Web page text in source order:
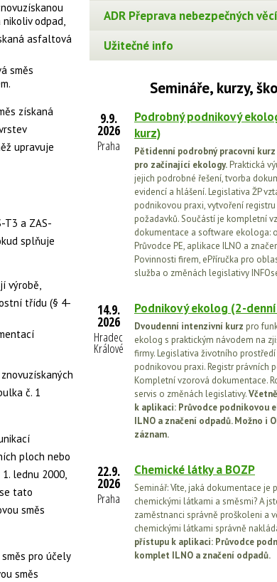
odpad,
asfaltová
směs
získaná
upravuje
T3 a ZAS-
splňuje
výrobě,
třídu (§ 4-
č. 1
ploch nebo
lednu 2000,
tato
směs
pro účely
směs
ADR Přeprava nebezpečných věcí
Užitečné info
Semináře, kurzy,
9.9.
2026
Praha
Podrobný podnikový
kurz)
Pětidenní podrobný pracovní
pro začínající ekology. Praktická
jejich podrobné řešení, tvorba
evidencí a hlášení. Legislativa ŽP
podnikovou praxi, vytvoření
požadavků. Součástí je kompletní
dokumentace a software ekologa:
Průvodce PE, aplikace ILNO a
Povinnosti firem, ePříručka pro
služba o změnách legislativy
14.9.
2026
Hradec
Králové
Podnikový ekolog (2-
Dvoudenní intenzivní kurz pro
ekolog s praktickým návodem na
firmy. Legislativa životního
podnikovou praxi. Registr právních
Kompletní vzorová dokumentace.
servis o změnách legislativy.
k aplikaci: Průvodce podnikovou
ILNO a značení odpadů. Možno i
záznam.
22.9.
2026
Praha
Chemické látky a BOZP
Seminář: Víte, jaká dokumentace je
chemickými látkami a směsmi? A
zaměstnanci správně proškoleni a
chemickými látkami správně
přístupu k aplikaci: Průvodce
komplet ILNO a značení odpadů.